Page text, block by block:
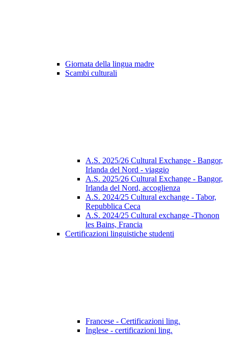
Giornata della lingua madre
Scambi culturali
A.S. 2025/26 Cultural Exchange - Bangor,
Irlanda del Nord - viaggio
A.S. 2025/26 Cultural Exchange - Bangor,
Irlanda del Nord, accoglienza
A.S. 2024/25 Cultural exchange - Tabor,
Repubblica Ceca
A.S. 2024/25 Cultural exchange -Thonon
les Bains, Francia
Certificazioni linguistiche studenti
Francese - Certificazioni ling.
Inglese - certificazioni ling.